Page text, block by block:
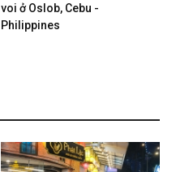
voi ở Oslob, Cebu -
Philippines